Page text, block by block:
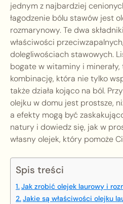
jednym z najbardziej
łagodzenie bólu stawów jest
rozmarynowy. Te dwa
właściwości
dolegliwościach stawowych.
bogate w witaminy i minerały,
kombinację, która nie tylko
także działa kojąco na ból.
olejku w domu jest prostsze,
a efekty mogą być
natury i dowiedz się, jak w
własny olejek, który pomoże
Spis treści
Jak zrobić olejek laurowy i
Jakie są właściwości olejku